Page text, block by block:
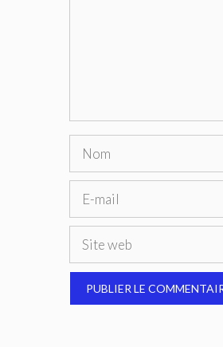
Nom
Site